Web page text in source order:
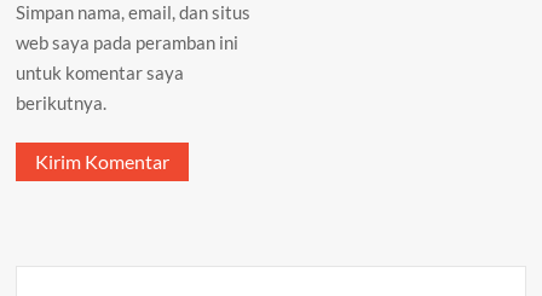
Simpan nama, email, dan situs
web saya pada peramban ini
untuk komentar saya
berikutnya.